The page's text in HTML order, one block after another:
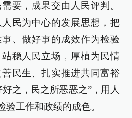
要，成果交由人民评判。
民为中心的发展思想，把
、做好事的成效作为检验
稳人民立场，厚植为民情
民生、扎实推进共同富裕
之，民之所恶恶之”，用人
验工作和政绩的成色。